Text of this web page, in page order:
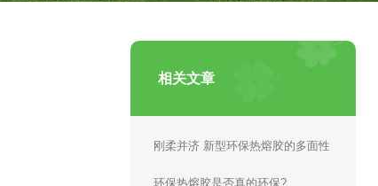
相关文章
刚柔并济 新型环保热熔胶的多面性
环保热熔胶是否真的环保?